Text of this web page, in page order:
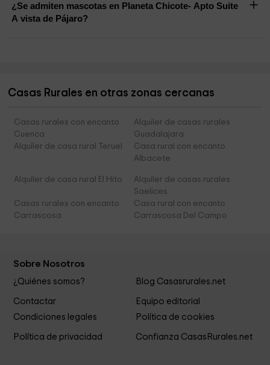
¿Se admiten mascotas en Planeta Chicote- Apto Suite
A vista de Pájaro?
Casas Rurales en otras zonas cercanas
Casas rurales con encanto
Cuenca
Alquiler de casas rurales
Guadalajara
Alquiler de casa rural Teruel
Casa rural con encanto
Albacete
Alquiler de casa rural El Hito
Alquiler de casas rurales
Saelices
Casas rurales con encanto
Carrascosa
Casa rural con encanto
Carrascosa Del Campo
Sobre Nosotros
¿Quiénes somos? Blog Casasrurales.net
Contactar
Equipo editorial
Condiciones legales
Política de cookies
Política de privacidad Confianza CasasRurales.net